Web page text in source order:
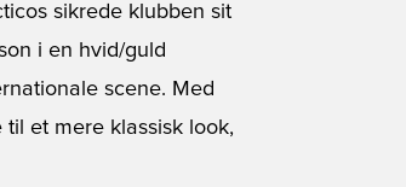
sikrede klubben sit
i en hvid/guld
scene. Med
et mere klassisk look,